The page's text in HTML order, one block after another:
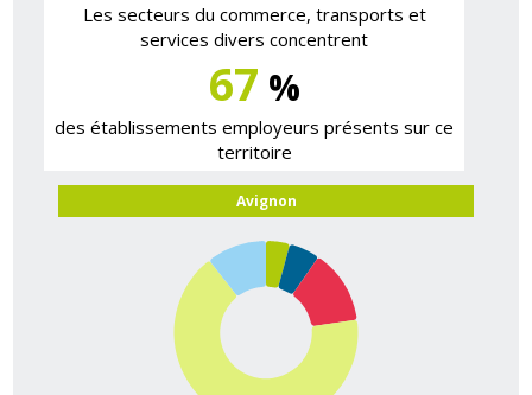
Les secteurs du commerce, transports et
services divers concentrent
67 %
des établissements employeurs présents sur ce
territoire
Avignon